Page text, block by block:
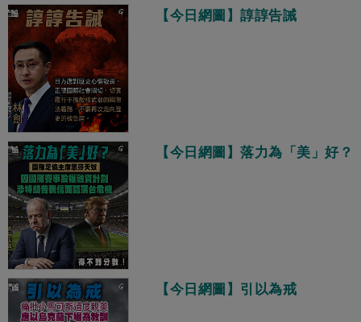
【今日網圖】諄諄告誡
【今日網圖】落力為「美」好？
【今日網圖】引以為戒